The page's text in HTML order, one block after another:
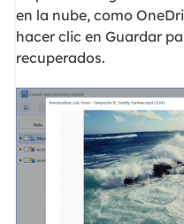
en la nube, como
hacer clic en Guardar
recuperados.